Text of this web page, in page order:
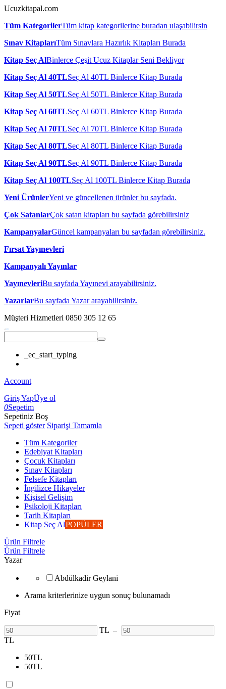
Ucuzkitapal.com
Tüm KategorilerTüm kitap kategorilerine buradan ulaşabilirsin
Sınav KitaplarıTüm Sınavlara Hazırlık Kitapları Burada
Kitap Seç AlBinlerce Çeşit Ucuz Kitaplar Seni Bekliyor
Kitap Seç Al 40TLSeç Al 40TL Binlerce Kitap Burada
Kitap Seç Al 50TLSeç Al 50TL Binlerce Kitap Burada
Kitap Seç Al 60TLSeç Al 60TL Binlerce Kitap Burada
Kitap Seç Al 70TLSeç Al 70TL Binlerce Kitap Burada
Kitap Seç Al 80TLSeç Al 80TL Binlerce Kitap Burada
Kitap Seç Al 90TLSeç Al 90TL Binlerce Kitap Burada
Kitap Seç Al 100TLSeç Al 100TL Binlerce Kitap Burada
Yeni ÜrünlerYeni ve güncellenen ürünler bu sayfada.
Çok SatanlarÇok satan kitapları bu sayfada görebilirsiniz
KampanyalarGüncel kampanyaları bu sayfadan görebilirsiniz.
Fırsat Yayınevleri
Kampanyalı Yayınlar
YayınevleriBu sayfada Yayınevi arayabilirsiniz.
YazarlarBu sayfada Yazar arayabilirsiniz.
Müşteri Hizmetleri 0850 305 12 65
_ec_start_typing
Account
Giriş YapÜye ol
0Sepetim
Sepetiniz Boş
Sepeti göster Siparişi Tamamla
Tüm Kategoriler
Edebiyat Kitapları
Çocuk Kitapları
Sınav Kitapları
Felsefe Kitapları
İngilizce Hikayeler
Kişisel Gelişim
Psikoloji Kitapları
Tarih Kitapları
Kitap Seç AlPOPÜLER
Ürün Filtrele
Ürün Filtrele
Yazar
Abdülkadir Geylani
Arama kriterlerinize uygun sonuç bulunamadı
Fiyat
TL –
TL
50TL
50TL